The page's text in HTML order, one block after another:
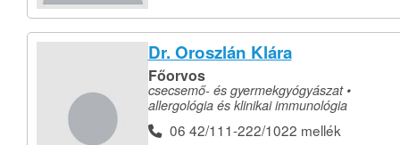
Dr. Oroszlán Klára
Főorvos
csecsemő- és gyermekgyógyászat •
allergológia és klinikai immunológia
06 42/111-222/1022 mellék